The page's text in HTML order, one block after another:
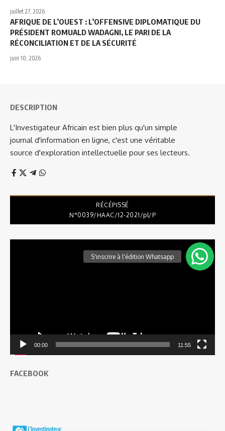
juillet 27, 2026
AFRIQUE DE L’OUEST : L’OFFENSIVE DIPLOMATIQUE DU
PRÉSIDENT ROMUALD WADAGNI, LE PARI DE LA
RÉCONCILIATION ET DE LA SÉCURITÉ
juin 10, 2026
DESCRIPTION
L'Investigateur Africain est bien plus qu'un simple
journal d'information en ligne, c'est une véritable
source d'exploration intellectuelle pour ses lecteurs.
RÉCÉPISSÉ
N°0039/HAAC/12-2021/pl/P
00:00 11:55
FACEBOOK